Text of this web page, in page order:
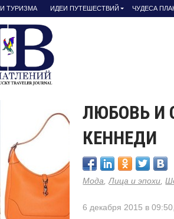
ТУРИЗМА ИДЕИ ПУТЕШЕСТВИЙ ЧУДЕСА
ЛЮБОВЬ И
КЕННЕДИ
Мода ,Лица и эпохи ,
6 декабря 2015 в